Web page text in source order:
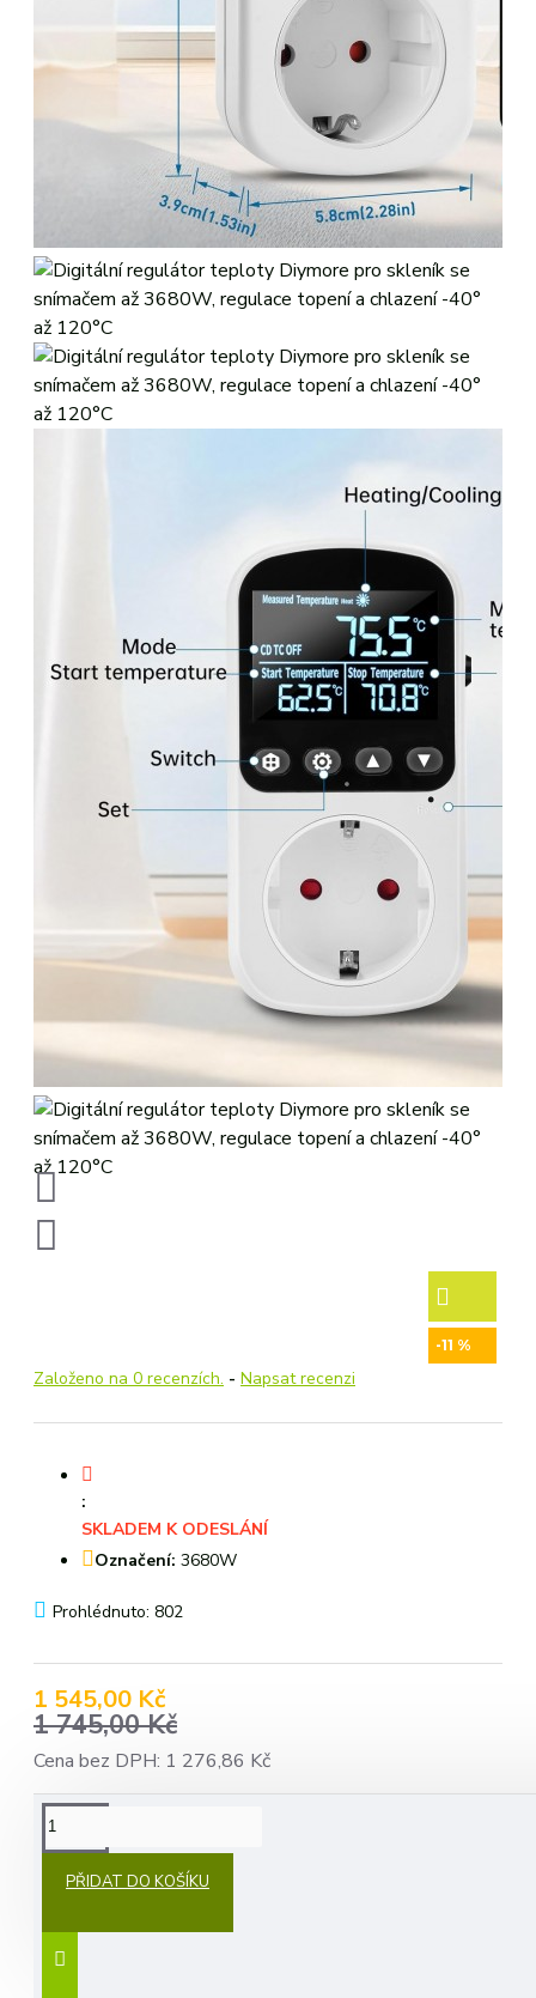
-11 %
Založeno na 0 recenzích. - Napsat recenzi
1 545,00 Kč
1 745,00 Kč
Cena bez DPH: 1 276,86 Kč
:
SKLADEM K ODESLÁNÍ
Označení: 3680W
Prohlédnuto: 802
PŘIDAT DO KOŠÍKU